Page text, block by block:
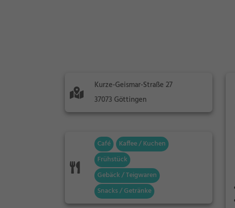
Kurze-Geismar-Straße 27
37073 Göttingen
Café
Kaffee / Kuchen
Frühstück
Gebäck / Teigwaren
Snacks / Getränke